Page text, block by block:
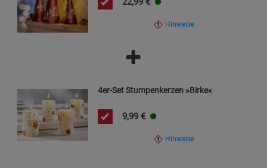
Hinweise
4er-Set Stumpenkerzen »Birke«
9,99 €
Hinweise
Statistik Cookies (2)
Cookie-Informationen
Marketing Cookies (3)
Beschreibung Marketing Cookies
anzeigen